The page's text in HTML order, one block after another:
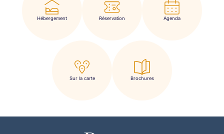
Hébergement Réservation Agenda
Sur la carte Brochures